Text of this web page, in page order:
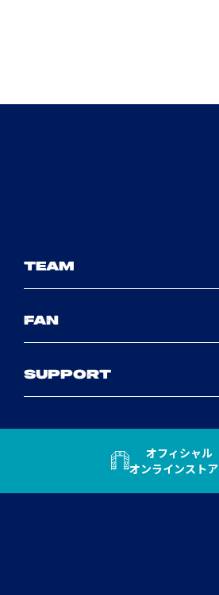
TEAM
FAN
SUPPORT
オフィシャル
オンラインストア